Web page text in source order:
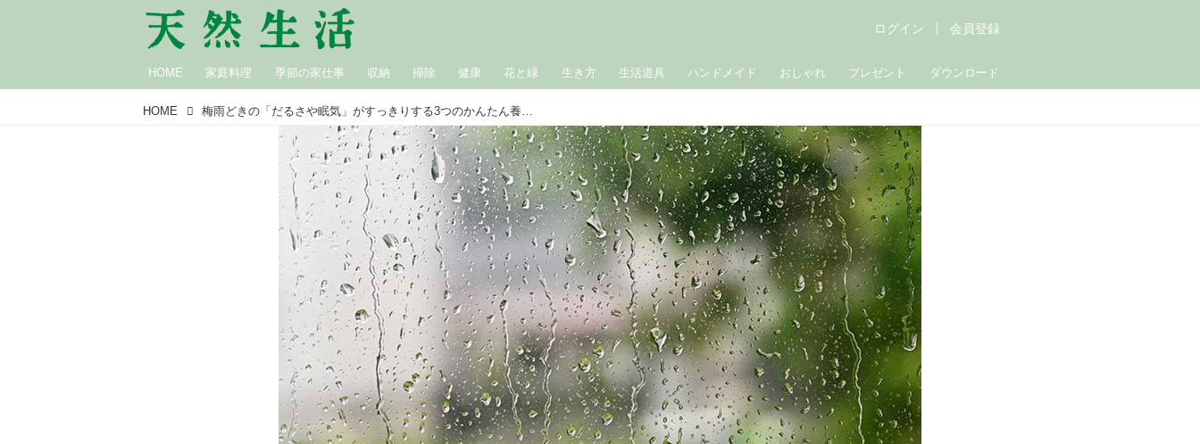
HOME 家庭料理 季節の家仕事 収納 掃除 健康 花と緑 生き方 生活道具 ハンドメイド おしゃれ プレゼント ダウンロード
ログイン 会員登録
HOME 梅雨どきの「だるさや眠気」がすっきりする3つのかんたん養生。旬の食材や“足まわり”のケアで快適に過ごす知恵／クボ鍼灸院・久保和也さん